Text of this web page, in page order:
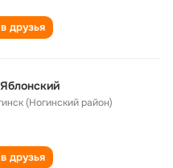
друзья
(Ногинский район)
друзья